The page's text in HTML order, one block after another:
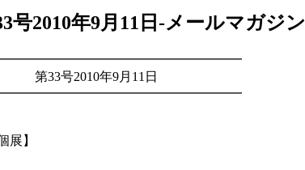
号2010年9月11日-メールマガジン
第33号2010年9月11日
展】